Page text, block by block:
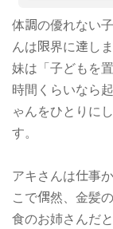
体調の優れない
んは限界に達し
妹は「子どもを
時間くらいなら
ゃんをひとりに
す。
アキさんは仕事
こで偶然、金髪
食のお姉さんだ